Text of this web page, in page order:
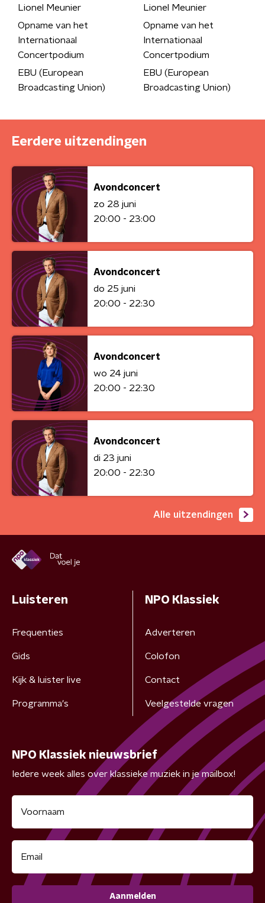
Lionel Meunier
Opname van het
Internationaal
Concertpodium
EBU (European
Broadcasting Union)
Lionel Meunier
Opname van het
Internationaal
Concertpodium
EBU (European
Broadcasting Union)
Eerdere uitzendingen
Avondconcert
zo 28 juni
20:00 - 23:00
Avondconcert
do 25 juni
20:00 - 22:30
Avondconcert
wo 24 juni
20:00 - 22:30
Avondconcert
di 23 juni
20:00 - 22:30
Alle uitzendingen
Luisteren
Frequenties
Gids
Kijk & luister live
Programma's
NPO Klassiek
Adverteren
Colofon
Contact
Veelgestelde vragen
NPO Klassiek nieuwsbrief
Iedere week alles over klassieke muziek in je mailbox!
Aanmelden